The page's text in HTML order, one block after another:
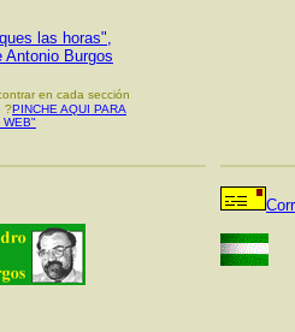
las horas",
Antonio Burgos
en cada sección
?PINCHE AQUI PARA
WEB"